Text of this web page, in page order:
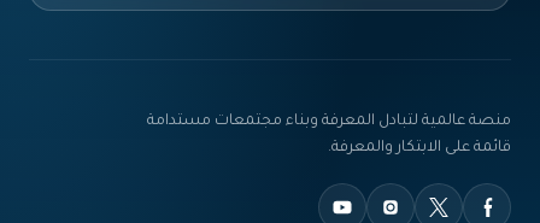
منصة عالمية لتبادل المعرفة وبناء مجتمعات مستدامة
قائمة على الابتكار والمعرفة.